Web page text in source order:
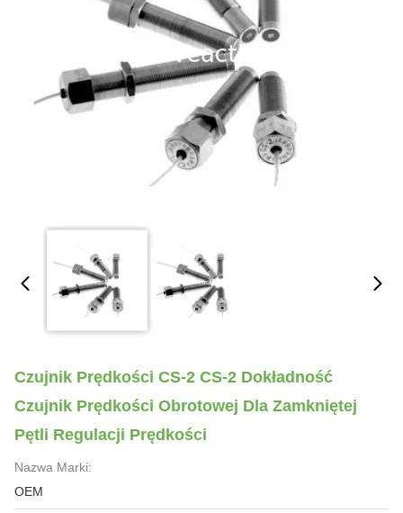
Czujnik Prędkości CS-2 CS-2 Dokładność
Czujnik Prędkości Obrotowej Dla Zamkniętej
Pętli Regulacji Prędkości
Nazwa Marki:
OEM